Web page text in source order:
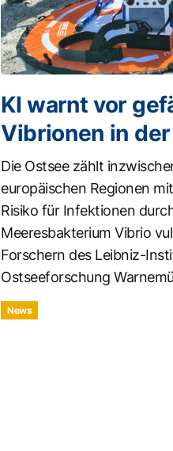
KI warnt vor
Vibrionen in
Die Ostsee zählt
europäischen Regionen
Risiko für Infektionen
Meeresbakterium Vibrio
Forschern des Leibniz-
Ostseeforschung
News